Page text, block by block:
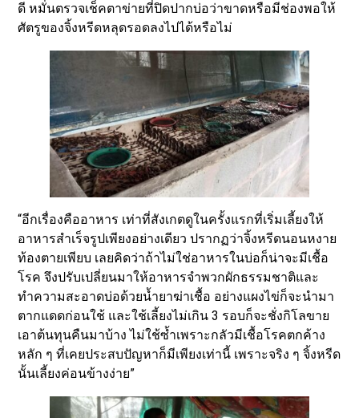
ดี หมั่นตรวจเช็คตาข่ายที่ปิดปากบ่อว่าขาดหรือมีช่องพอให้
ศัตรูของจิ้งหรีดหลุดรอดลงไปได้หรือไม่
“อีกเรื่องคืออาหาร เท่าที่สังเกตดูในครั้งแรกที่เริ่มเลี้ยงให้
อาหารสำเร็จรูปเพียงอย่างเดียว ปรากฏว่าจิ้งหรีดนอนหงาย
ท้องตายเพียบ เลยคิดว่าถ้าไม่ใช่อาหารในบ่อก็น่าจะมีเชื้อ
โรค จึงปรับเปลี่ยนมาให้อาหารจำพวกผักธรรมชาติและ
ทำความสะอาดบ่อด้วยน้ำยาฆ่าเชื้อ อย่างแผงไข่ก็จะนำมา
ตากแดดก่อนใช้ และใช้เลี้ยงไม่เกิน 3 รอบก็จะชั่งกิโลขาย
เอาต้นทุนคืนมาบ้าง ไม่ใช้ซ้ำเพราะกลัวมีเชื้อโรคตกค้าง
หลัก ๆ ที่เคยประสบปัญหาก็มีเพียงเท่านี้ เพราะจริง ๆ จิ้งหรีด
นั้นเลี้ยงค่อนข้างง่าย”